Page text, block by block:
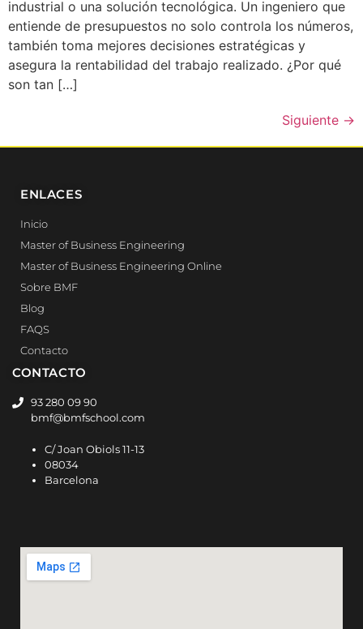
industrial o una solución tecnológica. Un ingeniero que
entiende de presupuestos no solo controla los números,
también toma mejores decisiones estratégicas y
asegura la rentabilidad del trabajo realizado. ¿Por qué
son tan […]
Siguiente →
ENLACES
Inicio
Master of Business Engineering
Master of Business Engineering Online
Sobre BMF
Blog
FAQS
Contacto
CONTACTO
93 280 09 90
bmf@bmfschool.com
C/ Joan Obiols 11-13
08034
Barcelona